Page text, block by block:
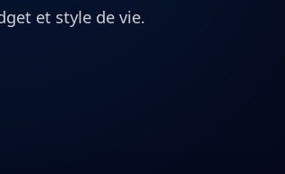
et style de vie.